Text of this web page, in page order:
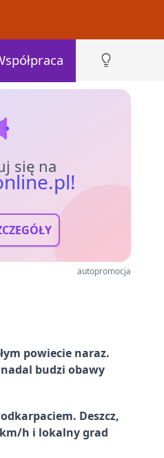
się na
autopromocja
powiecie naraz.
budzi obawy
Deszcz,
h i lokalny grad